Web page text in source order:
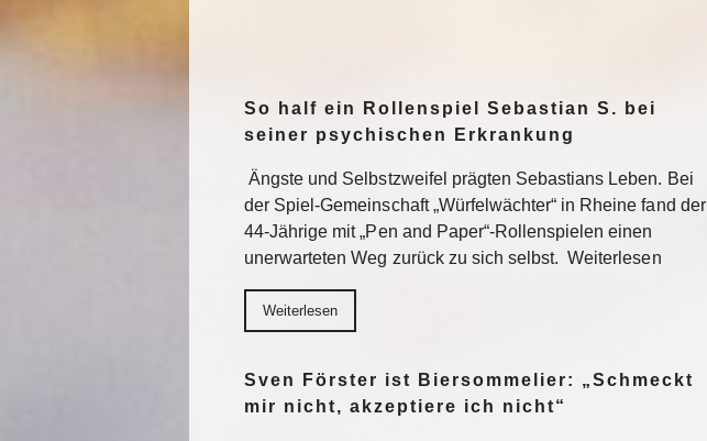
So half ein Rollenspiel Sebastian S. bei
seiner psychischen Erkrankung
Ängste und Selbstzweifel prägten Sebastians Leben. Bei
der Spiel-Gemeinschaft „Würfelwächter“ in Rheine fand der
44-Jährige mit „Pen and Paper“-Rollenspielen einen
unerwarteten Weg zurück zu sich selbst. Weiterlesen
Weiterlesen
Sven Förster ist Biersommelier: „Schmeckt
mir nicht, akzeptiere ich nicht“